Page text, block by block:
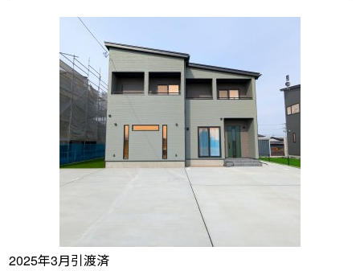
2025年3月引渡済